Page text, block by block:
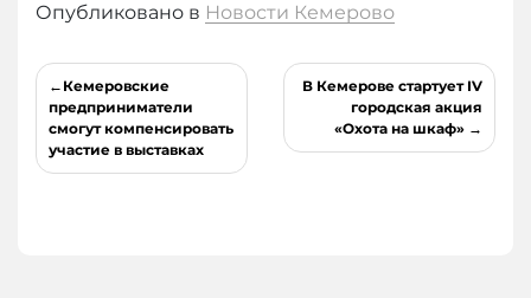
Опубликовано в Новости Кемерово
Навигация
по
записям
Кемеровские
предприниматели
смогут компенсировать
участие в выставках
В Кемерове стартует IV
городская акция
«Охота на шкаф»